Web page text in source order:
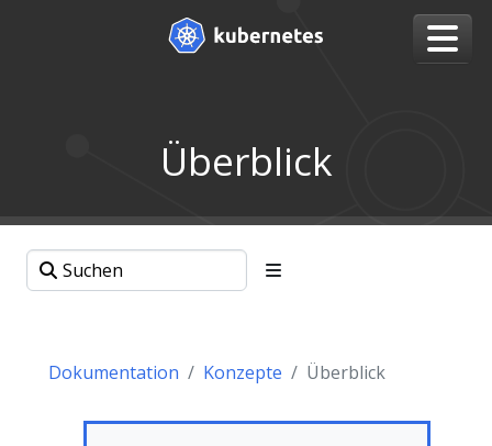
Überblick
Dokumentation Konzepte Überblick